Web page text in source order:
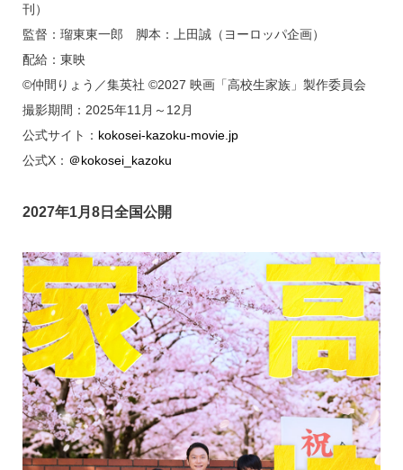
刊）
監督：瑠東東一郎 脚本：上田誠（ヨーロッパ企画）
配給：東映
©仲間りょう／集英社 ©2027 映画「高校生家族」製作委員会
撮影期間：2025年11月～12月
公式サイト： kokosei-kazoku-movie.jp
公式X： ＠kokosei_kazoku
2027年1月8日全国公開